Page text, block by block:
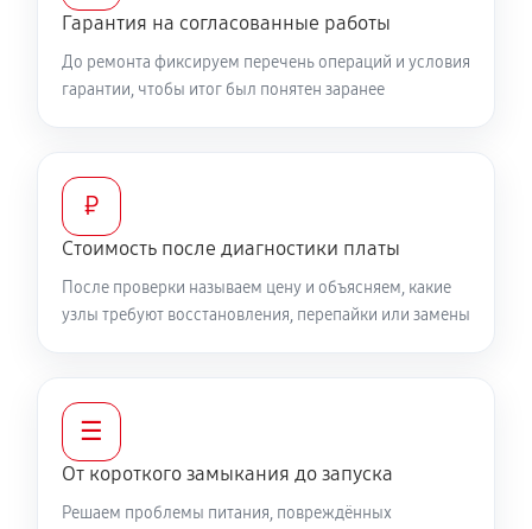
Гарантия на согласованные работы
До ремонта фиксируем перечень операций и условия
гарантии, чтобы итог был понятен заранее
₽
Стоимость после диагностики платы
После проверки называем цену и объясняем, какие
узлы требуют восстановления, перепайки или замены
☰
От короткого замыкания до запуска
Решаем проблемы питания, повреждённых